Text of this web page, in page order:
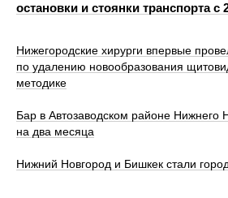
остановки и стоянки транспорта с
Нижегородские хирурги впервые
по удалению новообразования
методике
Бар в Автозаводском районе Нижнего
на два месяца
Нижний Новгород и Бишкек стали